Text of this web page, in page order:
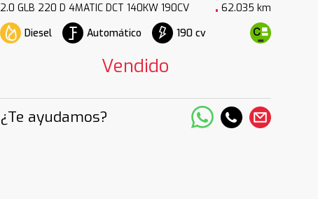
2.0 GLB 220 D 4MATIC DCT 140KW 190CV
62.035 km
Diesel
Automático 190 cv
Vendido
¿Te ayudamos?